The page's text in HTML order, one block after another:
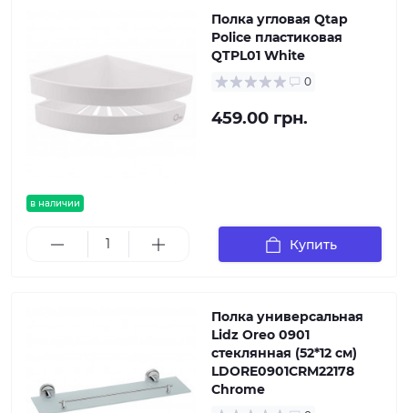
в наличии
Полка угловая Qtap
Police пластиковая
QTPL01 White
0
459.00 грн.
Купить
Полка универсальная
Lidz Oreo 0901
стеклянная (52*12 см)
LDORE0901CRM22178
Chrome